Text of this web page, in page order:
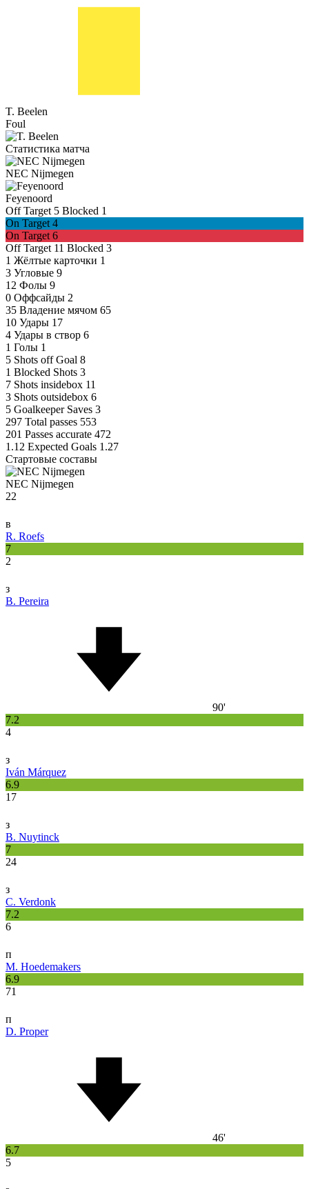
T. Beelen
Foul
Статистика матча
NEC Nijmegen
Feyenoord
Off Target 5 Blocked 1
On Target 4
On Target 6
Off Target 11 Blocked 3
1 Жёлтые карточки 1
3 Угловые 9
12 Фолы 9
0 Оффсайды 2
35 Владение мячом 65
10 Удары 17
4 Удары в створ 6
1 Голы 1
5 Shots off Goal 8
1 Blocked Shots 3
7 Shots insidebox 11
3 Shots outsidebox 6
5 Goalkeeper Saves 3
297 Total passes 553
201 Passes accurate 472
1.12 Expected Goals 1.27
Стартовые составы
NEC Nijmegen
22
в
R. Roefs
7
2
з
B. Pereira
90'
7.2
4
з
Iván Márquez
6.9
17
з
B. Nuytinck
7
24
з
C. Verdonk
7.2
6
п
M. Hoedemakers
6.9
71
п
D. Proper
46'
6.7
5